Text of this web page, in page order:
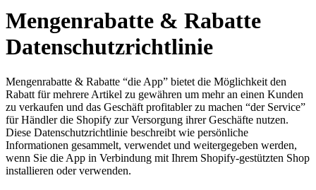
Mengenrabatte & Rabatte
Datenschutzrichtlinie
Mengenrabatte & Rabatte “die App” bietet die Möglichkeit den
Rabatt für mehrere Artikel zu gewähren um mehr an einen Kunden
zu verkaufen und das Geschäft profitabler zu machen “der Service”
für Händler die Shopify zur Versorgung ihrer Geschäfte nutzen.
Diese Datenschutzrichtlinie beschreibt wie persönliche
Informationen gesammelt, verwendet und weitergegeben werden,
wenn Sie die App in Verbindung mit Ihrem Shopify-gestützten Shop
installieren oder verwenden.